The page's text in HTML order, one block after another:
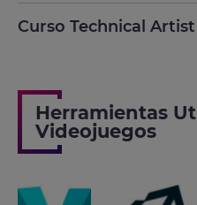
Curso Technical Artist
Herramientas
Videojuegos